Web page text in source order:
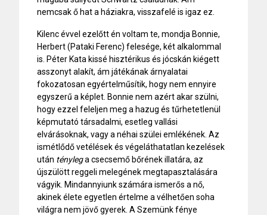
nemcsak ő hat a háziakra, visszafelé is igaz ez.
Kilenc évvel ezelőtt én voltam te, mondja Bonnie,
Herbert (Pataki Ferenc) felesége, két alkalommal
is. Péter Kata kissé hisztérikus és jócskán kiégett
asszonyt alakít, ám játékának árnyalatai
fokozatosan egyértelműsítik, hogy nem ennyire
egyszerű a képlet. Bonnie nem azért akar szülni,
hogy ezzel feleljen meg a hazug és tűrhetetlenül
képmutató társadalmi, esetleg vallási
elvárásoknak, vagy a néhai szülei emlékének. Az
ismétlődő vetélések és végeláthatatlan kezelések
után ténylega csecsemő bőrének illatára, az
újszülött reggeli melegének megtapasztalására
vágyik. Mindannyiunk számára ismerős a nő,
akinek élete egyetlen értelme a vélhetően soha
világra nem jövő gyerek. A Szemünk fénye